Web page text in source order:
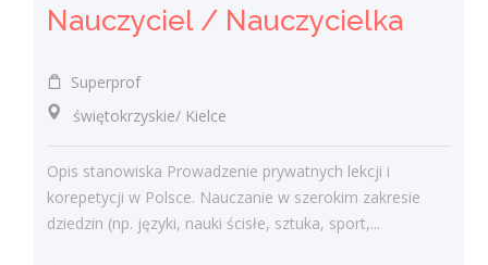
Nauczyciel / Nauczycielka
Superprof
świętokrzyskie/ Kielce
Opis stanowiska Prowadzenie prywatnych lekcji i
korepetycji w Polsce. Nauczanie w szerokim zakresie
dziedzin (np. języki, nauki ścisłe, sztuka, sport,...